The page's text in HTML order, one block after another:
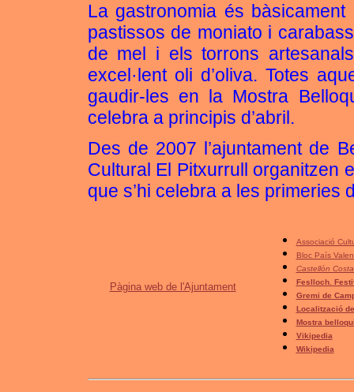
La gastronomia és
pastissos de moniato i
de mel i els torrons
excel·lent oli d’oliva. Totes
gaudir-les en la Mostra
celebra a principis d’abril.
Des de 2007 l’ajuntament de
Cultural El Pitxurrull organitzen
que s’hi celebra a les primeries
Pàgina web de l'Ajuntament
Associació
Bloc País
Castellón
Feslloch.
Gremi de
Localització
Mostra
Vikipedia
Wikipedia